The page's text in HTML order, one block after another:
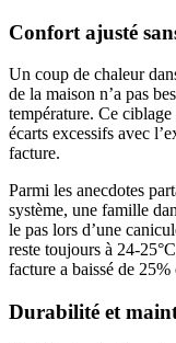
Confort ajusté
Un coup de chaleur
de la maison n’a pas
température. Ce
écarts excessifs avec
facture.
Parmi les anecdotes
système, une famille
le pas lors d’une
reste toujours à 24-
facture a baissé de
Durabilité et